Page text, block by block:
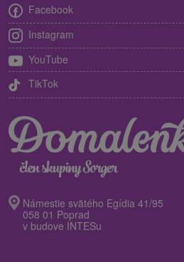
Facebook
Instagram
YouTube
TikTok
Námestie svätého Egídia 41/95
058 01 Poprad
v budove INTESu